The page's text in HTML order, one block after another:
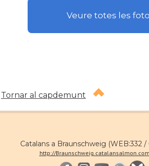
Veure totes les
Tornar al capdemunt
Catalans a Braunschweig (WEB:332 /
http://Braunschweig.catalansalmon.com